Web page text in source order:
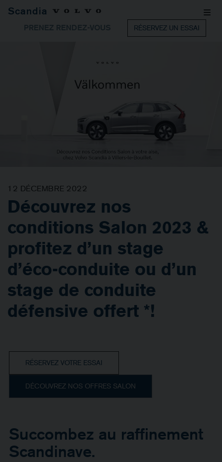
Scandia
PRENEZ RENDEZ-VOUS RÉSERVEZ UN ESSAI
12 DÉCEMBRE 2022
Découvrez nos
conditions Salon 2023 &
profitez d’un stage
d’éco-conduite ou d’un
stage de conduite
défensive offert *!
RÉSERVEZ VOTRE ESSAI
DÉCOUVREZ NOS OFFRES SALON
Succombez au raffinement
Scandinave.